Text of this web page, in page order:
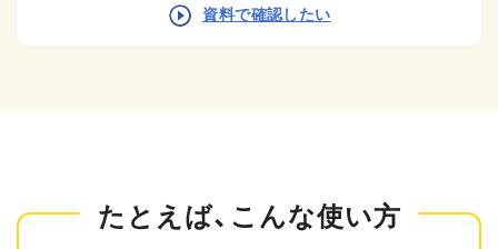
資料で確認したい